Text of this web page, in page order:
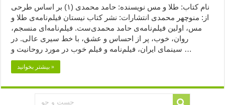
نام کتاب: طلا و مس نویسنده: حامد محمدی (۱) بر اساس طرحی
از: منوچهر محمدی انتشارات: نشر کتاب نیستان فیلم‌نامه‌ی طلا و
مس، اولین فیلم‌نامه‌ی حامد محمدی‌ست. فیلم‌‌نامه‌ای منسجم،
روان، خوب، پر از احساس و عشق، با خط سیری عالی. در
سینمای ایران، فیلم‌نامه و فیلم خوب در مورد روحانیت و …
بیشتر بخوانید »